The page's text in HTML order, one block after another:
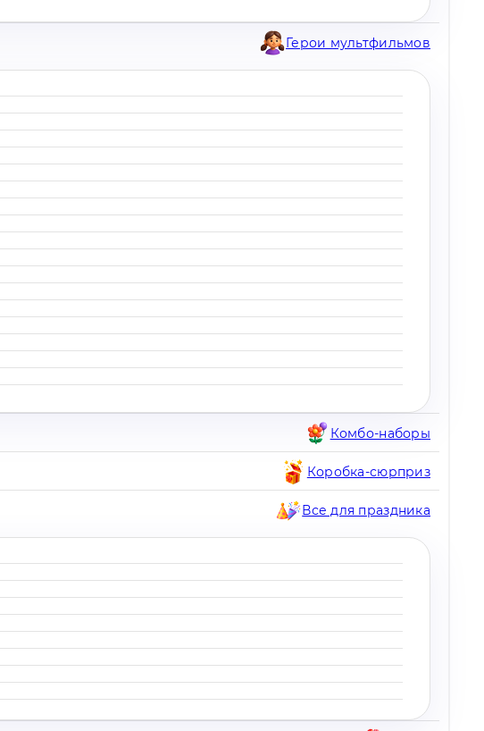
Герои мультфильмов
Комбо-наборы
Коробка-сюрприз
Все для праздника